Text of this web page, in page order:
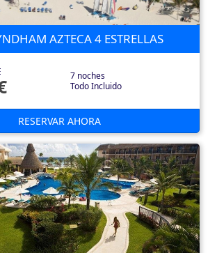
AZTECA 4 ESTRELLAS
7 noches
Todo Incluido
RESERVAR AHORA